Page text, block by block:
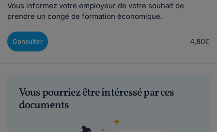
Vous informez votre employeur de votre souhait de
prendre un congé de formation économique.
Consulter 4,80€
Vous pourriez être intéressé par ces
documents